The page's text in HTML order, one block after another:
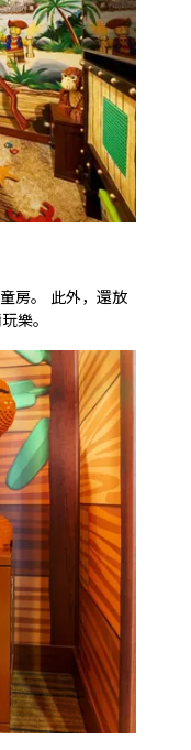
房。 此外，還放
樂。